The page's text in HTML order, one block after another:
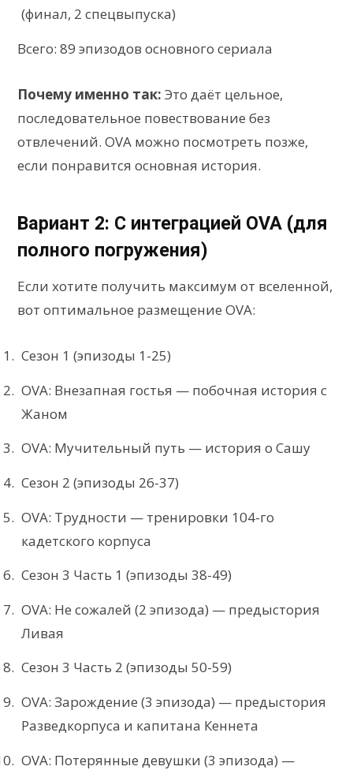
(финал, 2 спецвыпуска)
Всего: 89 эпизодов основного сериала
Почему именно так: Это даёт цельное,
последовательное повествование без
отвлечений. OVA можно посмотреть позже,
если понравится основная история.
Вариант 2: С интеграцией OVA (для
полного погружения)
Если хотите получить максимум от вселенной,
вот оптимальное размещение OVA:
Сезон 1 (эпизоды 1-25)
OVA: Внезапная гостья — побочная история с
Жаном
OVA: Мучительный путь — история о Сашу
Сезон 2 (эпизоды 26-37)
OVA: Трудности — тренировки 104-го
кадетского корпуса
Сезон 3 Часть 1 (эпизоды 38-49)
OVA: Не сожалей (2 эпизода) — предыстория
Ливая
Сезон 3 Часть 2 (эпизоды 50-59)
OVA: Зарождение (3 эпизода) — предыстория
Разведкорпуса и капитана Кеннета
OVA: Потерянные девушки (3 эпизода) —